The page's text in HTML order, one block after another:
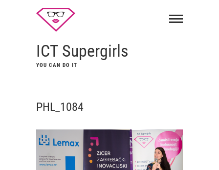
ICT Supergirls
YOU CAN DO IT
PHL_1084